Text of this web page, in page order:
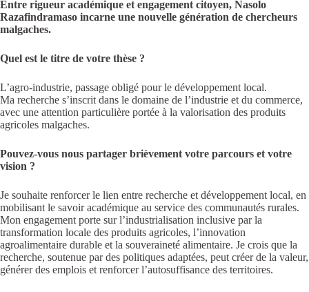
Entre rigueur académique et engagement citoyen, Nasolo
Razafindramaso incarne une nouvelle génération de chercheurs
malgaches.
Quel est le titre de votre thèse ?
L’agro-industrie, passage obligé pour le développement local.
Ma recherche s’inscrit dans le domaine de l’industrie et du commerce,
avec une attention particulière portée à la valorisation des produits
agricoles malgaches.
Pouvez-vous nous partager brièvement votre parcours et votre
vision ?
Je souhaite renforcer le lien entre recherche et développement local, en
mobilisant le savoir académique au service des communautés rurales.
Mon engagement porte sur l’industrialisation inclusive par la
transformation locale des produits agricoles, l’innovation
agroalimentaire durable et la souveraineté alimentaire. Je crois que la
recherche, soutenue par des politiques adaptées, peut créer de la valeur,
générer des emplois et renforcer l’autosuffisance des territoires.